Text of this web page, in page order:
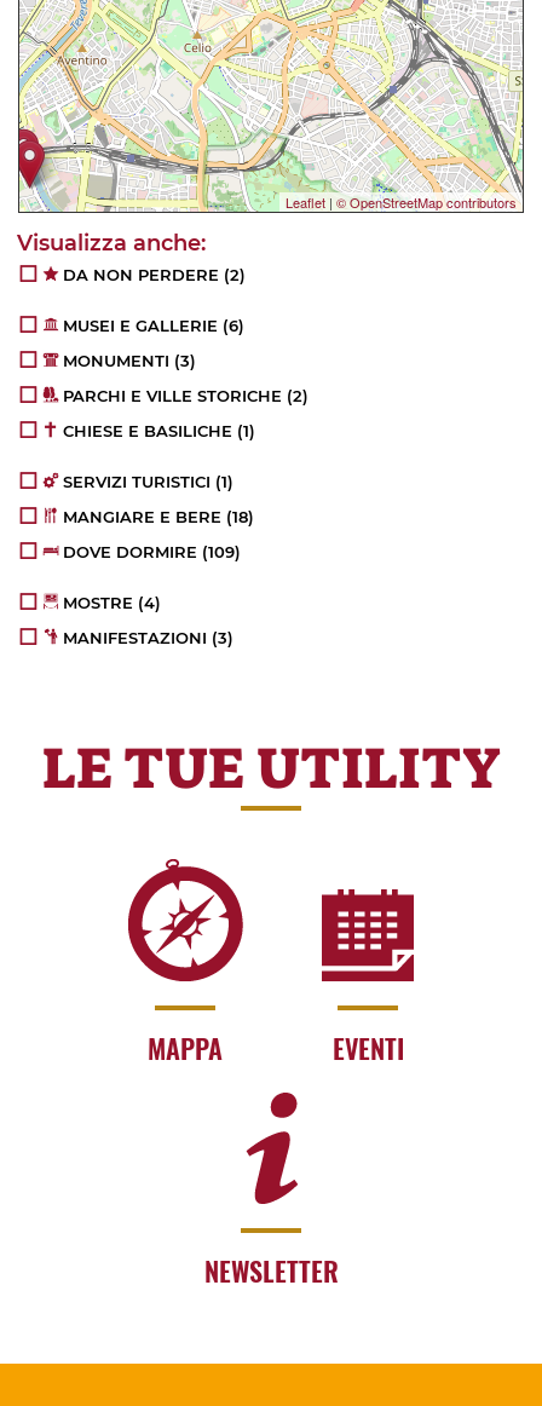
Leaflet | © OpenStreetMap contributors
DA NON PERDERE (2)
MUSEI E GALLERIE (6)
MONUMENTI (3)
PARCHI E VILLE STORICHE (2)
CHIESE E BASILICHE (1)
SERVIZI TURISTICI (1)
MANGIARE E BERE (18)
DOVE DORMIRE (109)
MOSTRE (4)
MANIFESTAZIONI (3)
LE TUE UTILITY
MAPPA EVENTI
NEWSLETTER